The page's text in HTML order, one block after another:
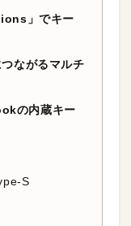
」でキー
ながるマルチ
の内蔵キー
S